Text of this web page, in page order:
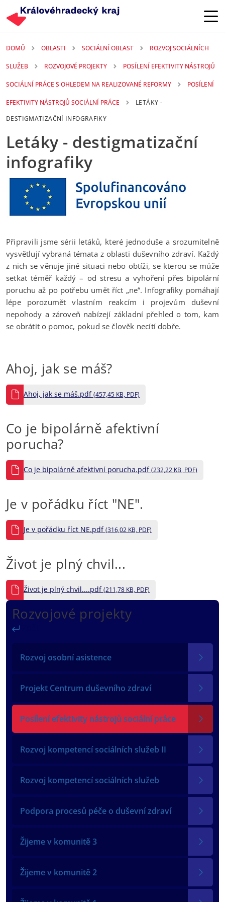
DOMŮ OBLASTI SOCIÁLNÍ OBLAST ROZVOJ SOCIÁLNÍCH
SLUŽEB ROZVOJOVÉ PROJEKTY POSÍLENÍ EFEKTIVITY NÁSTROJŮ
SOCIÁLNÍ PRÁCE S OHLEDEM NA REALIZOVANÉ REFORMY POSÍLENÍ
EFEKTIVITY NÁSTROJŮ SOCIÁLNÍ PRÁCE
LETÁKY -
DESTIGMATIZAČNÍ INFOGRAFIKY
Letáky - destigmatizační
infografiky
Rozvojové projekty
Rozvoj osobní asistence
Projekt Centrum duševního zdraví
Posílení efektivity nástrojů sociální práce
Rozvoj kompetencí sociálních služeb II
Rozvoj kompetencí sociálních služeb
Podpora procesů péče o duševní zdraví
Žijeme v komunitě 3
Žijeme v komunitě 2
20. 10. 2025
Připravili jsme sérii letáků, které jednoduše a srozumitelně
vysvětlují vybraná témata z oblasti duševního zdraví. Každý
z nich se věnuje jiné situaci nebo obtíži, se kterou se může
setkat téměř každý – od stresu a vyhoření přes bipolární
poruchu až po potřebu umět říct „ne“. Infografiky pomáhají
lépe porozumět vlastním reakcím i projevům duševní
nepohody a zároveň nabízejí základní přehled o tom, kam
se obrátit o pomoc, pokud se člověk necítí dobře.
Ahoj, jak se máš?
Ahoj, jak se máš.pdf (457,45 KB, PDF)
Co je bipolárně afektivní
porucha?
Co je bipolárně afektivní porucha.pdf (232,22 KB, PDF)
Je v pořádku říct "NE".
Je v pořádku říct NE.pdf (316,02 KB, PDF)
Život je plný chvil...
Život je plný chvil....pdf (211,78 KB, PDF)